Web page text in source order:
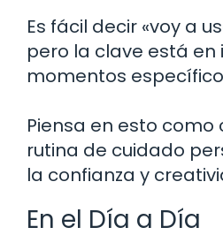
Es fácil decir «voy a
pero la clave está
momentos
Piensa en esto como
rutina de cuidado
la confianza y
En el Día a Día